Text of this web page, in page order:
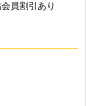
員割引あり